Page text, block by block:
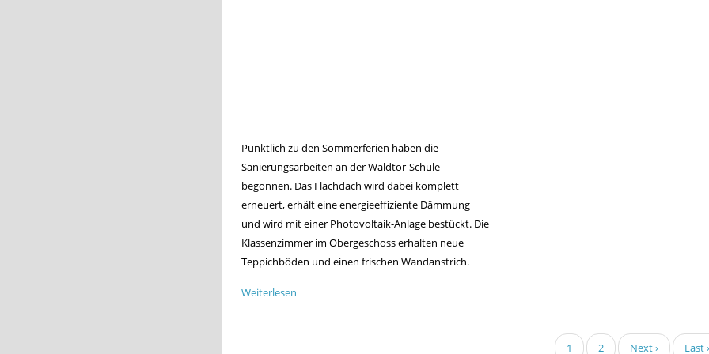
Pünktlich zu den Sommerferien haben die
Sanierungsarbeiten an der Waldtor-Schule
begonnen. Das Flachdach wird dabei komplett
erneuert, erhält eine energieeffiziente Dämmung
und wird mit einer Photovoltaik-Anlage bestückt. Die
Klassenzimmer im Obergeschoss erhalten neue
Teppichböden und einen frischen Wandanstrich.
Weiterlesen
Aktuelle
1 Page
2 Nächste
Next › Last